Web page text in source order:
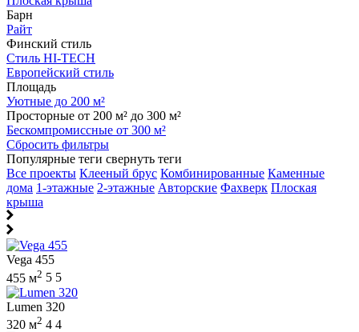
Барн
Райт
Финский стиль
Стиль HI-TECH
Европейский стиль
Площадь
Уютные до 200 м²
Просторные от 200 м² до 300 м²
Бескомпромиссные от 300 м²
Сбросить фильтры
Популярные теги свернуть теги
Все проекты Клееный брус Комбинированные Каменные
дома 1-этажные 2-этажные Авторские Фахверк Плоская
крыша
Vega 455
455 м2 5 5
Lumen 320
320 м2 4 4